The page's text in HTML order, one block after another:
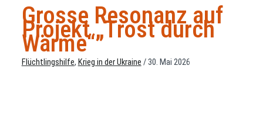
Grosse Resonanz auf
Projekt „Trost durch
Wärme“
Flüchtlingshilfe, Krieg in der Ukraine /30. Mai 2026